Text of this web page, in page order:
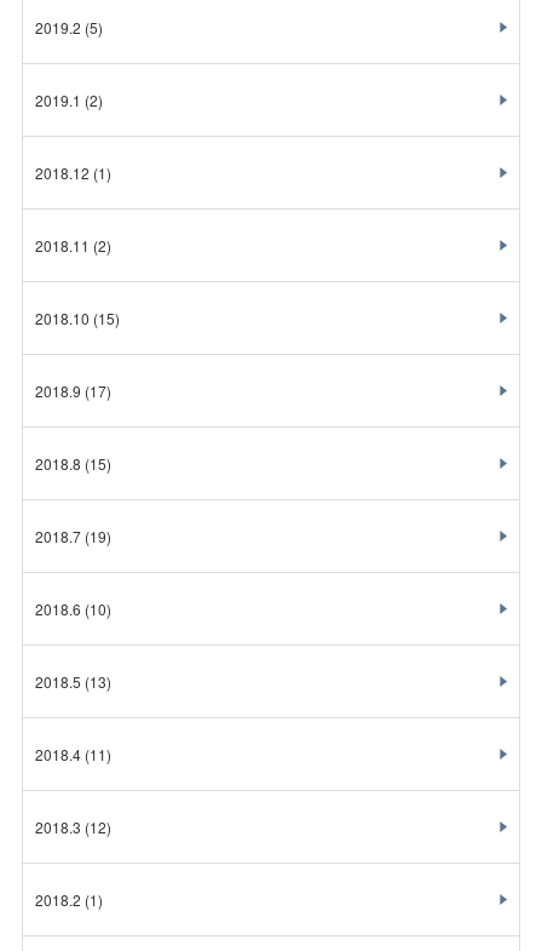
2019.2 (5)
2019.1 (2)
2018.12 (1)
2018.11 (2)
2018.10 (15)
2018.9 (17)
2018.8 (15)
2018.7(19)
2018.6 (10)
2018.5 (13)
2018.4(11)
2018.3 (12)
2018.2 (1)